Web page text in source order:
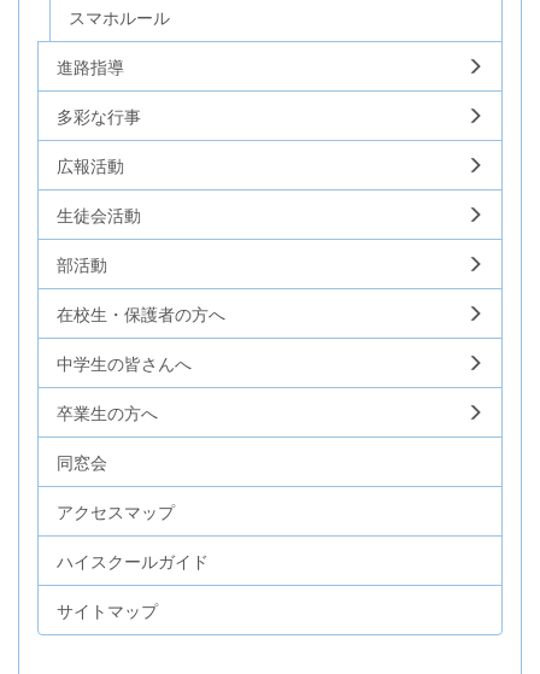
スマホルール
進路指導
多彩な行事
広報活動
生徒会活動
部活動
在校生・保護者の方へ
中学生の皆さんへ
卒業生の方へ
同窓会
アクセスマップ
ハイスクールガイド
サイトマップ